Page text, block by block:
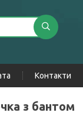
Контакти
з бантом